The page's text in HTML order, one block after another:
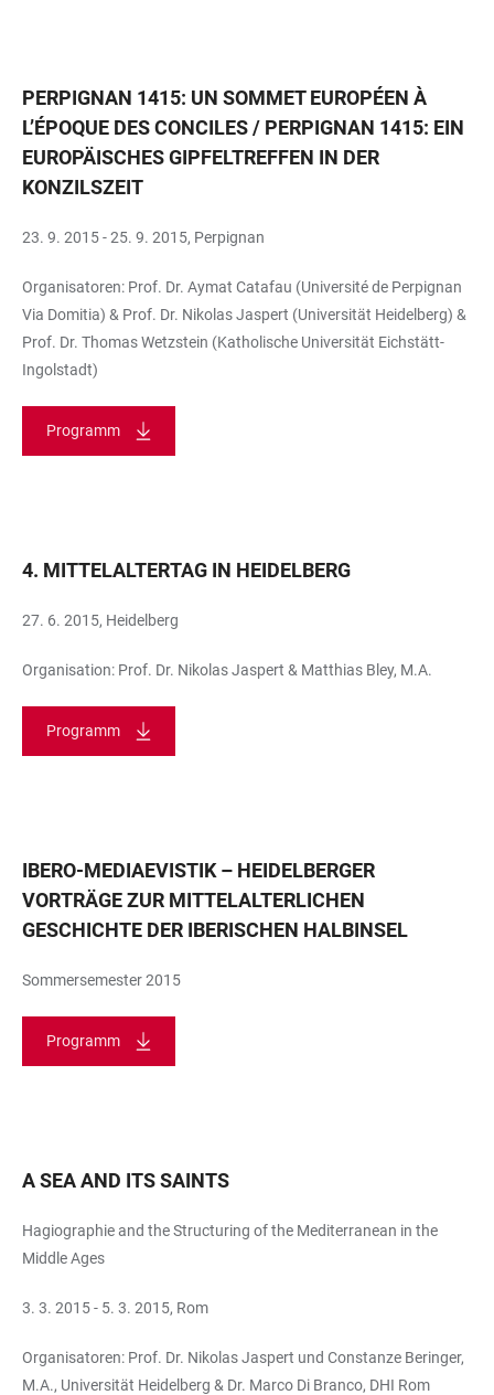
PERPIGNAN 1415: UN SOMMET EUROPÉEN À
L’ÉPOQUE DES CONCILES / PERPIGNAN 1415: EIN
EUROPÄISCHES GIPFELTREFFEN IN DER
KONZILSZEIT
23. 9. 2015 - 25. 9. 2015, Perpignan
Organisatoren: Prof. Dr. Aymat Catafau (Université de Perpignan
Via Domitia) & Prof. Dr. Nikolas Jaspert (Universität Heidelberg) &
Prof. Dr. Thomas Wetzstein (Katholische Universität Eichstätt-
Ingolstadt)
Programm
4. MITTELALTERTAG IN HEIDELBERG
27. 6. 2015, Heidelberg
Organisation: Prof. Dr. Nikolas Jaspert & Matthias Bley, M.A.
Programm
IBERO-MEDIAEVISTIK – HEIDELBERGER
VORTRÄGE ZUR MITTELALTERLICHEN
GESCHICHTE DER IBERISCHEN HALBINSEL
Sommersemester 2015
Programm
A SEA AND ITS SAINTS
Hagiographie and the Structuring of the Mediterranean in the
Middle Ages
3. 3. 2015 - 5. 3. 2015, Rom
Organisatoren: Prof. Dr. Nikolas Jaspert und Constanze Beringer,
M.A., Universität Heidelberg & Dr. Marco Di Branco, DHI Rom